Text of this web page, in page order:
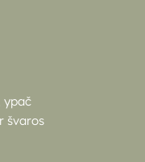
ypač
švaros